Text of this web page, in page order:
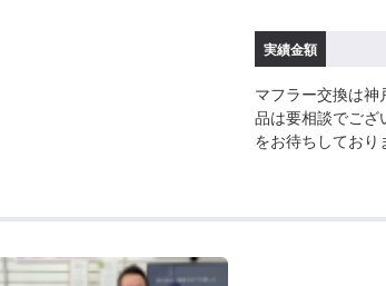
実績金額
マフラー交換は
品は要相談でござ
をお待ちしており